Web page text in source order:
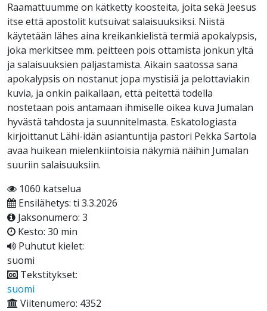
Raamattuumme on kätketty koosteita, joita sekä Jeesus
itse että apostolit kutsuivat salaisuuksiksi. Niistä
käytetään lähes aina kreikankielistä termiä apokalypsis,
joka merkitsee mm. peitteen pois ottamista jonkun yltä
ja salaisuuksien paljastamista. Aikain saatossa sana
apokalypsis on nostanut jopa mystisiä ja pelottaviakin
kuvia, ja onkin paikallaan, että peitettä todella
nostetaan pois antamaan ihmiselle oikea kuva Jumalan
hyvästä tahdosta ja suunnitelmasta. Eskatologiasta
kirjoittanut Lähi-idän asiantuntija pastori Pekka Sartola
avaa huikean mielenkiintoisia näkymiä näihin Jumalan
suuriin salaisuuksiin.
1060 katselua
Ensilähetys: ti 3.3.2026
Jaksonumero: 3
Kesto: 30 min
Puhutut kielet:
suomi
Tekstitykset:
suomi
Viitenumero: 4352